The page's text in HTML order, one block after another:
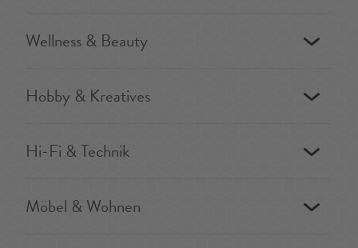
Wellness & Beauty
Hobby & Kreatives
Hi-Fi & Technik
Möbel & Wohnen